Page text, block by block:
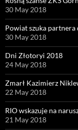
30 May 2018
Powiat szuka
30 May 2018
Dni Złotoryi 2018
24 May 2018
Zmarł Kazimierz
22 May 2018
RIO wskazuje na
21 May 2018